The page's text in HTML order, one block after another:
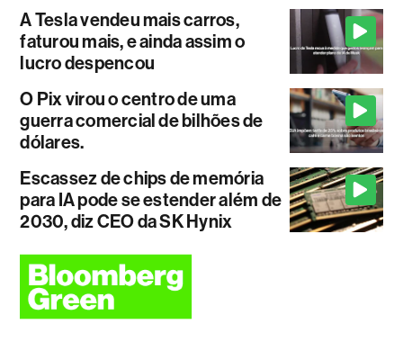
A Tesla vendeu mais carros,
faturou mais, e ainda assim o
lucro despencou
O Pix virou o centro de uma
guerra comercial de bilhões de
dólares.
Escassez de chips de memória
para IA pode se estender além de
2030, diz CEO da SK Hynix